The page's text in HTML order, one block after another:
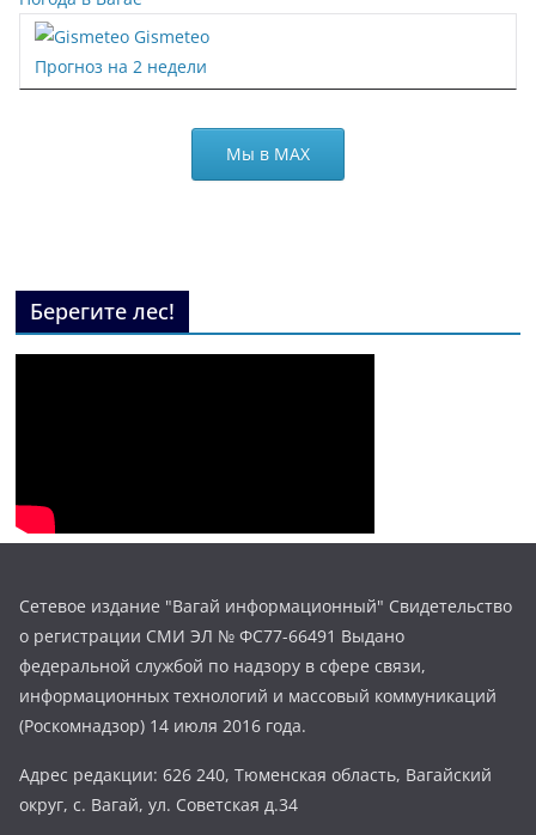
Gismeteo
Прогноз на 2 недели
Мы в МАХ
Берегите лес!
Сетевое издание "Вагай информационный" Свидетельство
о регистрации СМИ ЭЛ № ФС77-66491 Выдано
федеральной службой по надзору в сфере связи,
информационных технологий и массовый коммуникаций
(Роскомнадзор) 14 июля 2016 года.
Адрес редакции: 626 240, Тюменская область, Вагайский
округ, с. Вагай, ул. Советская д.34